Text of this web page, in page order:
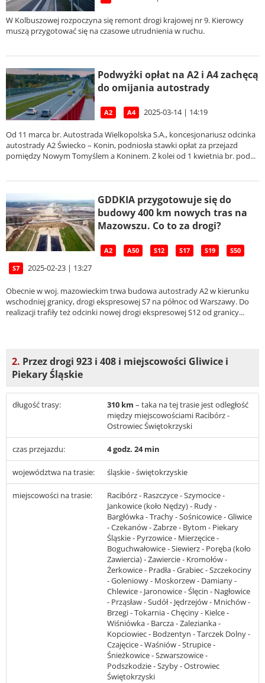
W Kolbuszowej rozpoczyna się remont drogi krajowej nr 9. Kierowcy
muszą przygotować się na czasowe utrudnienia w ruchu.
Podwyżki opłat na A2 i A4 zachęcą
do omijania autostrady
A2 A4 2025-03-14 | 14:19
Od 11 marca br. Autostrada Wielkopolska S.A., koncesjonariusz odcinka
autostrady A2 Świecko – Konin, podniosła stawki opłat za przejazd
pomiędzy Nowym Tomyślem a Koninem. Z kolei od 1 kwietnia br. pod...
GDDKIA przygotowuje się do
budowy 400 km nowych tras na
Mazowszu. Co to za drogi?
A2 A50 S12 S17 S19 S50
S7 2025-02-23 | 13:27
Obecnie w woj. mazowieckim trwa budowa autostrady A2 w kierunku
wschodniej granicy, drogi ekspresowej S7 na północ od Warszawy. Do
realizacji trafiły też odcinki nowej drogi ekspresowej S12 od granicy...
2. Przez drogi 923 i 408 i miejscowości Gliwice i
Piekary Śląskie
długość trasy: 310 km – taka na tej trasie jest odległość
między miejscowościami Racibórz -
Ostrowiec Świętokrzyski
czas przejazdu: 4 godz. 24 min
województwa na trasie: śląskie - świętokrzyskie
miejscowości na trasie:
Racibórz - Raszczyce - Szymocice -
Jankowice (koło Nędzy) - Rudy -
Bargłówka - Trachy - Sośnicowice - Gliwice
- Czekanów - Zabrze - Bytom - Piekary
Śląskie - Pyrzowice - Mierzęcice -
Boguchwałowice - Siewierz - Poręba (koło
Zawiercia) - Zawiercie - Kromołów -
Żerkowice - Pradła - Grabiec - Szczekociny
- Goleniowy - Moskorzew - Damiany -
Chlewice - Jaronowice - Ślęcin - Nagłowice
- Prząsław - Sudół - Jędrzejów - Mnichów -
Brzegi - Tokarnia - Chęciny - Kielce -
Wiśniówka - Barcza - Zalezianka -
Kopciowiec - Bodzentyn - Tarczek Dolny -
Czajęcice - Waśniów - Strupice -
Śnieżkowice - Szwarszowice -
Podszkodzie - Szyby - Ostrowiec
Świętokrzyski